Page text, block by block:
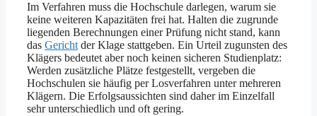
Im Verfahren muss die Hochschule darlegen, warum sie
keine weiteren Kapazitäten frei hat. Halten die zugrunde
liegenden Berechnungen einer Prüfung nicht stand, kann
das Gericht der Klage stattgeben. Ein Urteil zugunsten des
Klägers bedeutet aber noch keinen sicheren Studienplatz:
Werden zusätzliche Plätze festgestellt, vergeben die
Hochschulen sie häufig per Losverfahren unter mehreren
Klägern. Die Erfolgsaussichten sind daher im Einzelfall
sehr unterschiedlich und oft gering.